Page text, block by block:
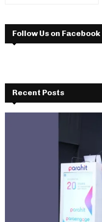
Follow Us on Facebook
Recent Posts